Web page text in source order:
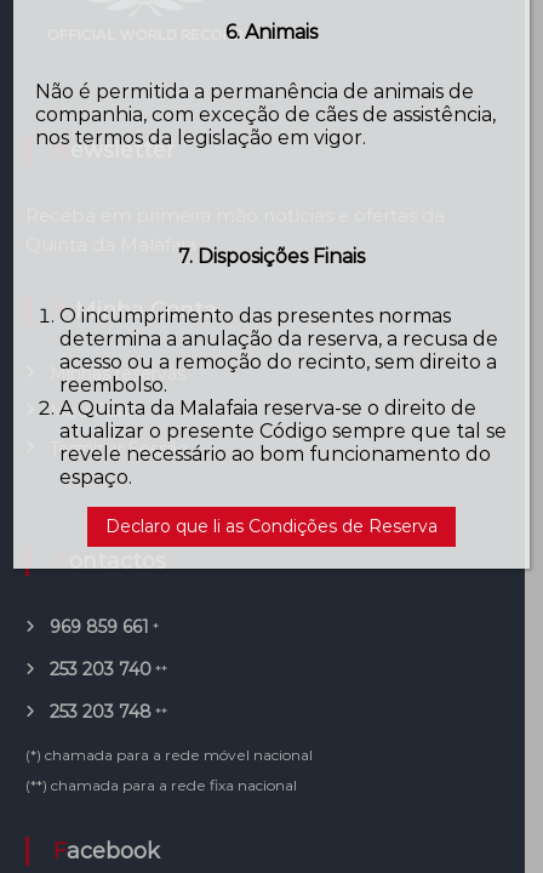
Newsletter
Quinta da Malafaia
A Minha Conta
Minhas reservas
Meu Perfil
Terminar Sessão
Contactos
969 859 661 *
253 203 740 **
253 203 748 **
(*) chamada para a rede móvel nacional
(**) chamada para a rede fixa nacional
Facebook
6. Animais
Não é permitida a permanência de animais de
companhia, com exceção de cães de assistência,
nos termos da legislação em vigor.
7. Disposições Finais
O incumprimento das presentes normas
determina a anulação da reserva, a recusa de
acesso ou a remoção do recinto, sem direito a
reembolso.
A Quinta da Malafaia reserva-se o direito de
atualizar o presente Código sempre que tal se
revele necessário ao bom funcionamento do
espaço.
Declaro que li as Condições de Reserva